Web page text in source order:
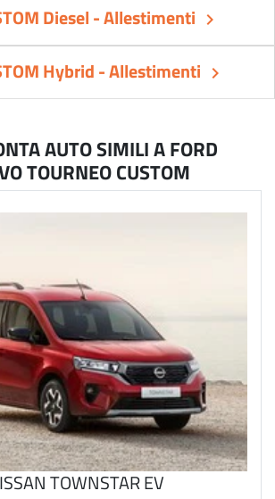
Diesel - Allestimenti keyboard_arrow_right
Hybrid - Allestimenti keyboard_arrow_right
AUTO SIMILI A FORD
TOURNEO CUSTOM
TOWNSTAR EV